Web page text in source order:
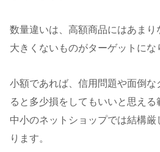
数量違いは、高額商品にはあま
大きくないものがターゲットにな
小額であれば、信用問題や面倒な
ると多少損をしてもいいと思える
中小のネットショップでは結構
ります。